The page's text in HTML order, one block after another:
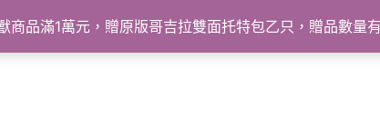
商品滿1萬元，贈原版哥吉拉雙面托特包乙只，贈品數量